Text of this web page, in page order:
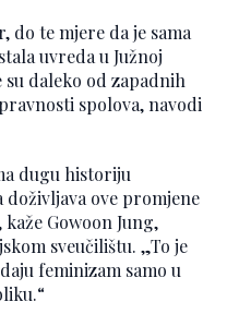
do te mjere da je sama
uvreda u Južnoj
daleko od zapadnih
spolova, navodi
dugu historiju
ove promjene
Gowoon Jung,
sveučilištu. „To je
feminizam samo u